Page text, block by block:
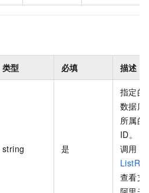
类型 必填 描述
string 是
指定的
数据库
所属的
ID。
调用
查看支